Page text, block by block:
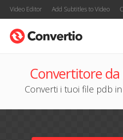
Video Editor Add Subtitles to Video
Convertitore da
Converti i tuoi file pdb